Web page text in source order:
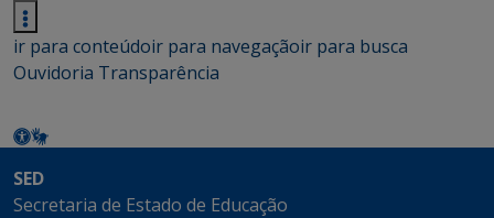
ir para conteúdoir para navegaçãoir para busca
Ouvidoria Transparência
SED
Secretaria de Estado de Educação